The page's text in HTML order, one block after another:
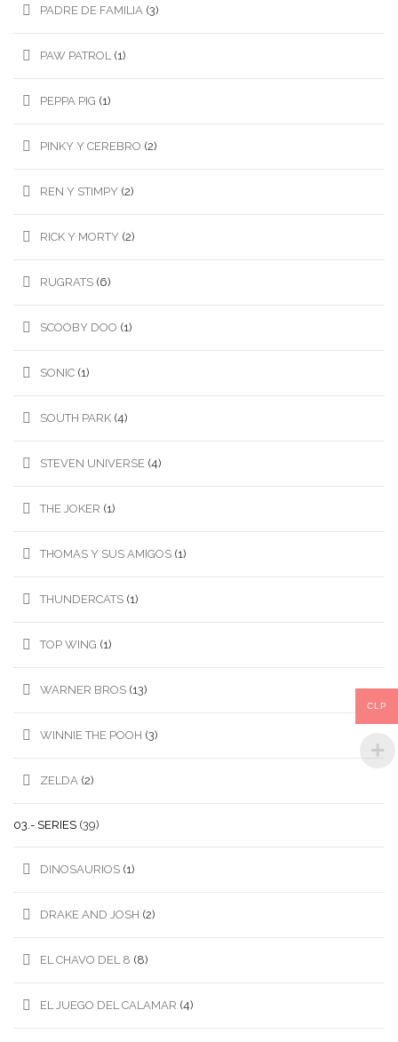
PADRE DE FAMILIA (3)
PAW PATROL (1)
PEPPA PIG (1)
PINKY Y CEREBRO (2)
REN Y STIMPY (2)
RICK Y MORTY (2)
RUGRATS (6)
SCOOBY DOO (1)
SONIC (1)
SOUTH PARK (4)
STEVEN UNIVERSE (4)
THE JOKER (1)
THOMAS Y SUS AMIGOS (1)
THUNDERCATS (1)
TOP WING (1)
WARNER BROS (13)
WINNIE THE POOH (3)
ZELDA (2)
03.- SERIES (39)
DINOSAURIOS (1)
DRAKE AND JOSH (2)
EL CHAVO DEL 8 (8)
EL JUEGO DEL CALAMAR (4)
CLP